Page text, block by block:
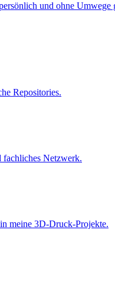
und ohne Umwege
Repositories.
Netzwerk.
meine 3D-Druck-Projekte.